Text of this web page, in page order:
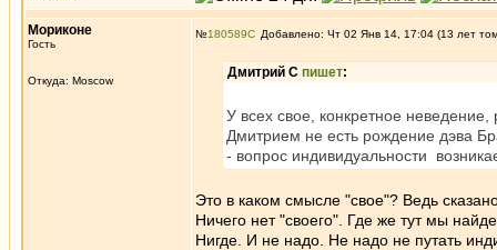
Мориконе
Гость
Откуда: Moscow
№180589 Добавлено: Чт 02 Янв 14, 17:04 (13 лет
Дмитрий С пишет:
У всех свое, конкретное
Дмитрием не есть рождение дэва
- вопрос индивидуальности
Это в каком смысле "свое"? Ведь
Ничего нет "своего". Где же тут мы
Нигде. И не надо. Не надо не путать